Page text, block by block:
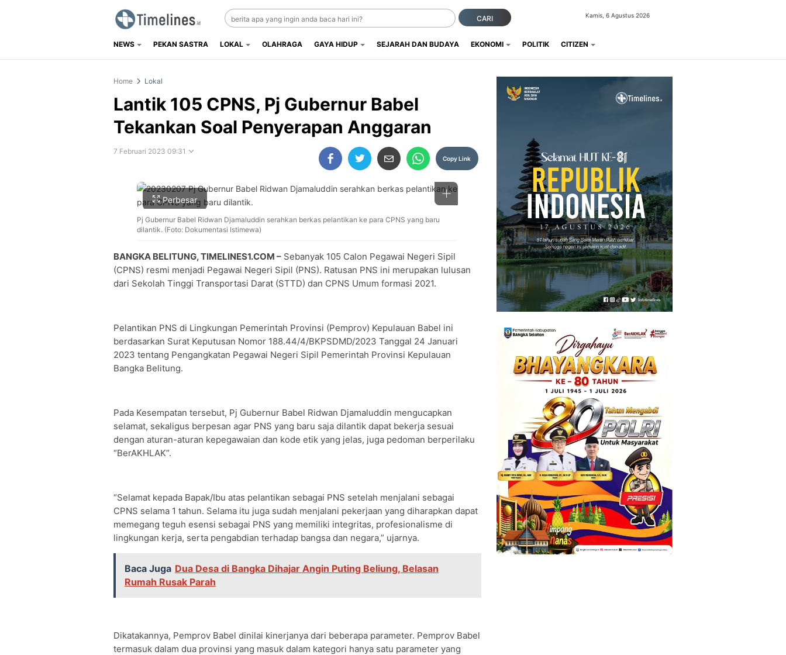
Timelines.id
Media Literasi, Sejarah & Budaya
CARI Kamis, 6 Agustus 2026
NEWS PEKAN SASTRA LOKAL OLAHRAGA GAYA HIDUP SEJARAH DAN BUDAYA EKONOMI POLITIK CITIZEN
Home Lokal
Lantik 105 CPNS, Pj Gubernur Babel
Tekankan Soal Penyerapan Anggaran
7 Februari 2023 09:31
Copy Link
Perbesar
Pj Gubernur Babel Ridwan Djamaluddin serahkan berkas pelantikan ke para CPNS yang baru
dilantik. (Foto: Dokumentasi Istimewa)
BANGKA BELITUNG, TIMELINES1.COM – Sebanyak 105 Calon Pegawai Negeri Sipil
(CPNS) resmi menjadi Pegawai Negeri Sipil (PNS). Ratusan PNS ini merupakan lulusan
dari Sekolah Tinggi Transportasi Darat (STTD) dan CPNS Umum formasi 2021.
Pelantikan PNS di Lingkungan Pemerintah Provinsi (Pemprov) Kepulauan Babel ini
berdasarkan Surat Keputusan Nomor 188.44/4/BKPSDMD/2023 Tanggal 24 Januari
2023 tentang Pengangkatan Pegawai Negeri Sipil Pemerintah Provinsi Kepulauan
Bangka Belitung.
Pada Kesempatan tersebut, Pj Gubernur Babel Ridwan Djamaluddin mengucapkan
selamat, sekaligus berpesan agar PNS yang baru saja dilantik dapat bekerja sesuai
dengan aturan-aturan kepegawaian dan kode etik yang jelas, juga pedoman berperilaku
“BerAKHLAK”.
“Selamat kepada Bapak/Ibu atas pelantikan sebagai PNS setelah menjalani sebagai
CPNS selama 1 tahun. Selama itu juga sudah menjalani pekerjaan yang diharapkan dapat
memegang teguh esensi sebagai PNS yang memiliki integritas, profesionalisme di
lingkungan kerja, serta pengabdian terhadap bangsa dan negara,” ujarnya.
Baca Juga Dua Desa di Bangka Dihajar Angin Puting Beliung, Belasan
Rumah Rusak Parah
Dikatakannya, Pemprov Babel dinilai kinerjanya dari beberapa parameter. Pemprov Babel
termasuk dalam dua provinsi yang masuk dalam kategori hanya satu parameter yang